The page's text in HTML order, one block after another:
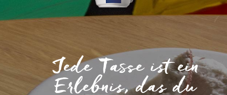
Jede Tasse ist ein
Erlebnis, das du